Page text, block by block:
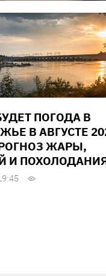
ПОГОДА В
В АВГУСТЕ
ЖАРЫ,
И